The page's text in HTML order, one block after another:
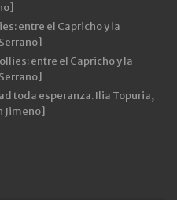
entre el Capricho y la
entre el Capricho y la
toda esperanza. Ilia Topuria,
Jimeno]